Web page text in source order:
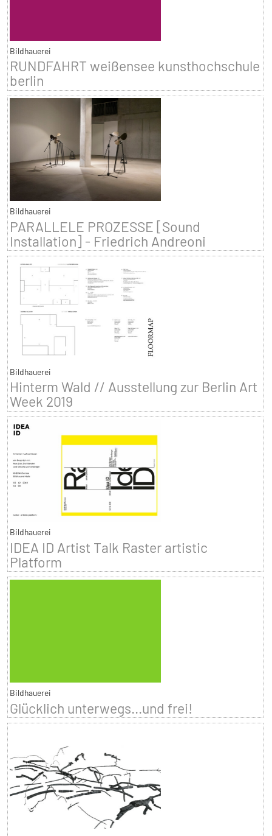
Bildhauerei
RUNDFAHRT weißensee kunsthochschule
berlin
Bildhauerei
PARALLELE PROZESSE [Sound
Installation] - Friedrich Andreoni
Bildhauerei
Hinterm Wald // Ausstellung zur Berlin Art
Week 2019
Bildhauerei
IDEA ID Artist Talk Raster artistic
Platform
Bildhauerei
Glücklich unterwegs...und frei!